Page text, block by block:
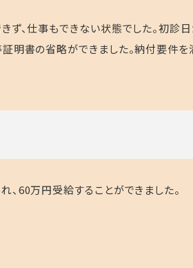
ず、仕事もできない状態でした。初診
明書の省略ができました。納付要件
、 60万円受給することができました。